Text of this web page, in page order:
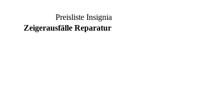
Preisliste Insignia
Zeigerausfälle Reparatur